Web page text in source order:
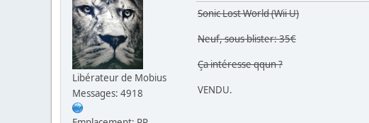
Libérateur de Mobius
Messages: 4918
Sonic Lost World (Wii U)
Neuf, sous blister: 35€
Ça intéresse qqun ?
VENDU.